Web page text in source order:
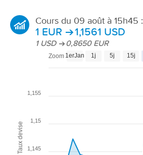
Cours du 09 août à 15h45 :
1 EUR 1,1561 USD
1 USD 0,8650 EUR
Taux devise 1,145
1,15
1,155
Zoom 1erJan 1j 5j 15j